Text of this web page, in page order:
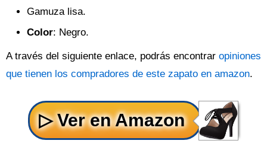
Gamuza lisa.
Color: Negro.
A través del siguiente enlace, podrás encontrar opiniones
que tienen los compradores de este zapato en amazon.